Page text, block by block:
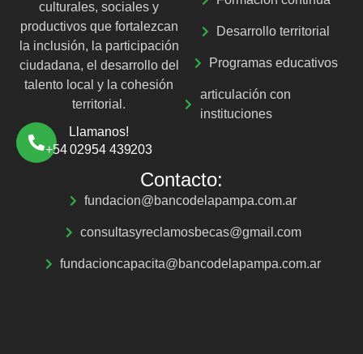
culturales, sociales y
productivos que fortalezcan
la inclusión, la participación
ciudadana, el desarrollo del
talento local y la cohesión
territorial.
Llamanos!
+54 02954 439203
Desarrollo territorial
Programas educativos
articulación con
instituciones
Contacto:
fundacion@bancodelapampa.com.ar
consultasyreclamosbecas@gmail.com
fundacioncapacita@bancodelapampa.com.ar